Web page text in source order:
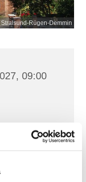
Rügen-Demmin
09:00
Bergen auf